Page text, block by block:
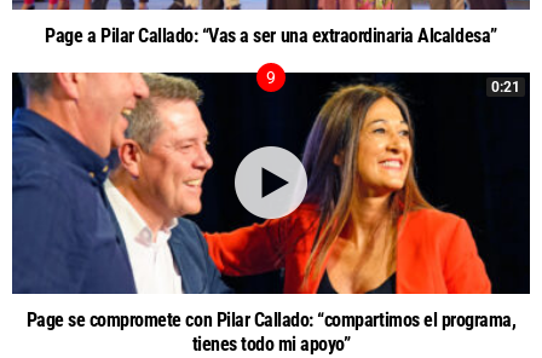
Page a Pilar Callado: “Vas a ser una extraordinaria Alcaldesa”
0:21
Page se compromete con Pilar Callado: “compartimos el programa,
tienes todo mi apoyo”